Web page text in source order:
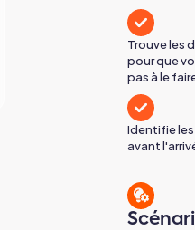
Trouve les
pour que
pas à le
Identifie
avant